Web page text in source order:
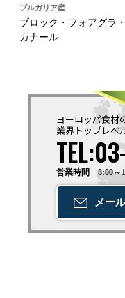
ブルガリア産
ブロック・フォアグラ
カナール
ヨーロッパ食材
業界トップレベ
営業時間 8:00～
メー